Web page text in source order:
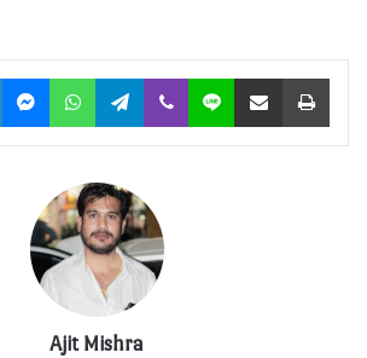
LinkedInMessengerWhatsAppTelegram
Viber Line Share via Email Print
Ajit Mishra